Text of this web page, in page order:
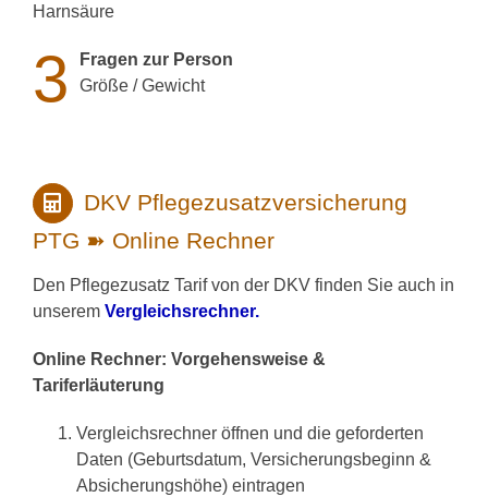
Harnsäure
3
Fragen zur Person
Größe / Gewicht
DKV Pflegezusatzversicherung
PTG ➽ Online Rechner
Den Pflegezusatz Tarif von der DKV finden Sie auch in
unserem Vergleichsrechner.
Online Rechner: Vorgehensweise &
Tariferläuterung
Vergleichsrechner öffnen und die geforderten
Daten (Geburtsdatum, Versicherungsbeginn &
Absicherungshöhe) eintragen